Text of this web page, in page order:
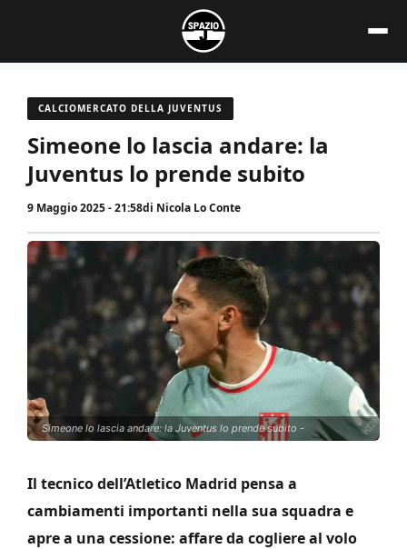
contenuto
CALCIOMERCATO DELLA JUVENTUS
Simeone lo lascia andare: la
Juventus lo prende subito
9 Maggio 2025 - 21:58di Nicola Lo Conte
Simeone lo lascia andare: la Juventus lo prende subito -
Il tecnico dell’Atletico Madrid pensa a
cambiamenti importanti nella sua squadra e
apre a una cessione: affare da cogliere al volo